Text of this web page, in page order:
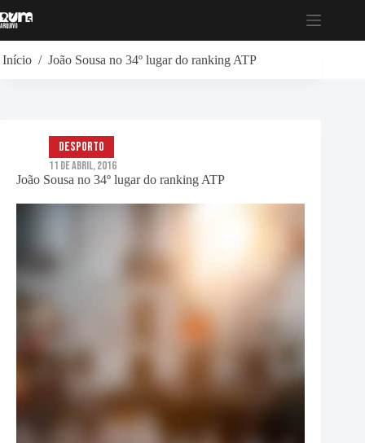
para
Início / João Sousa no 34º lugar do ranking ATP
João Sousa no 34º lugar do ranking ATP
Desporto
11 de Abril, 2016